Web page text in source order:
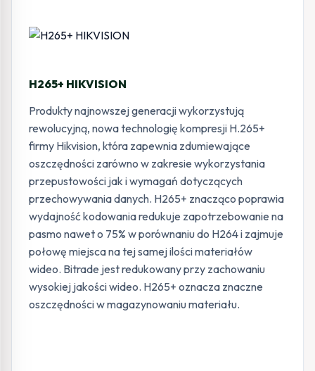
H265+ HIKVISION
Produkty najnowszej generacji wykorzystują
rewolucyjną, nowa technologię kompresji H.265+
firmy Hikvision, która zapewnia zdumiewające
oszczędności zarówno w zakresie wykorzystania
przepustowości jak i wymagań dotyczących
przechowywania danych. H265+ znacząco poprawia
wydajność kodowania redukuje zapotrzebowanie na
pasmo nawet o 75% w porównaniu do H264 i zajmuje
połowę miejsca na tej samej ilości materiałów
wideo. Bitrade jest redukowany przy zachowaniu
wysokiej jakości wideo. H265+ oznacza znaczne
oszczędności w magazynowaniu materiału.